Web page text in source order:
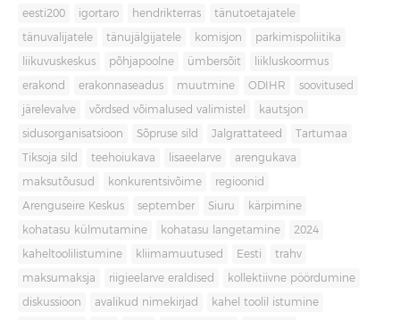
eesti200 igortaro hendrikterras tänutoetajatele
tänuvalijatele tänujälgijatele komisjon parkimispoliitika
liikuvuskeskus põhjapoolne ümbersõit liikluskoormus
erakond erakonnaseadus muutmine ODIHR soovitused
järelevalve võrdsed võimalused valimistel kautsjon
sidusorganisatsioon Sõpruse sild Jalgrattateed Tartumaa
Tiksoja sild teehoiukava lisaeelarve arengukava
maksutõusud konkurentsivõime regioonid
Arenguseire Keskus september Siuru kärpimine
kohatasu külmutamine kohatasu langetamine 2024
kaheltoolilistumine kliimamuutused Eesti trahv
maksumaksja riigieelarve eraldised kollektiivne pöördumine
diskussioon avalikud nimekirjad kahel toolil istumine